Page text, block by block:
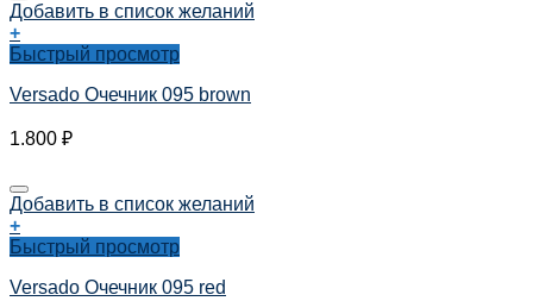
Добавить в список желаний
+
Быстрый просмотр
Versado Очечник 095 brown
1.800 ₽
Добавить в список желаний
+
Быстрый просмотр
Versado Очечник 095 red